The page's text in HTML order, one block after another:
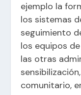
ejemplo la
los sistemas
seguimiento
los equipos
las otras
comunitario,